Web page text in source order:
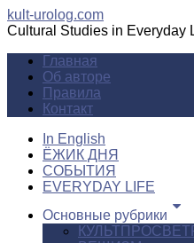
kult-urolog.com
Cultural Studies in Everyday
Главная
Об авторе
Правила
Контакт
In English
ЁЖИК ДНЯ
СОБЫТИЯ
EVERYDAY LIFE
Основные рубрики